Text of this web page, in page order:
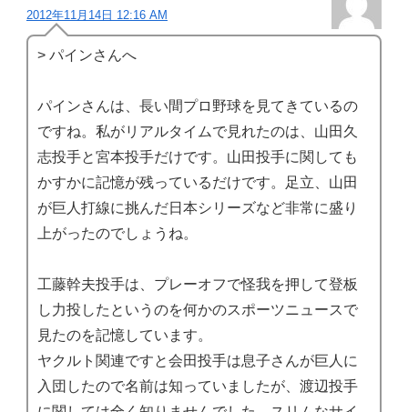
2012年11月14日 12:16 AM
> パインさんへ
パインさんは、長い間プロ野球を見てきているの
ですね。私がリアルタイムで見れたのは、山田久
志投手と宮本投手だけです。山田投手に関しても
かすかに記憶が残っているだけです。足立、山田
が巨人打線に挑んだ日本シリーズなど非常に盛り
上がったのでしょうね。
工藤幹夫投手は、プレーオフで怪我を押して登板
し力投したというのを何かのスポーツニュースで
見たのを記憶しています。
ヤクルト関連ですと会田投手は息子さんが巨人に
入団したので名前は知っていましたが、渡辺投手